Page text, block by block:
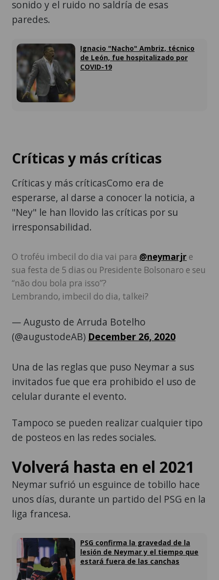
sonido y el ruido no saldría de esas
paredes.
Ignacio "Nacho" Ambriz, técnico
de León, fue hospitalizado por
COVID-19
Críticas y más críticas
Críticas y más críticasComo era de
esperarse, al darse a conocer la noticia, a
"Ney" le han llovido las críticas por su
irresponsabilidad.
O troféu imbecil do dia vai para @neymarjr e
sua festa de 5 dias ou Presidente Bolsonaro e seu
“não dou bola pra isso”?
Lembrando, imbecil do dia, talkei?
— Augusto de Arruda Botelho
(@augustodeAB) December 26, 2020
Una de las reglas que puso Neymar a sus
invitados fue que era prohibido el uso de
celular durante el evento.
Tampoco se pueden realizar cualquier tipo
de posteos en las redes sociales.
Volverá hasta en el 2021
Neymar sufrió un esguince de tobillo hace
unos días, durante un partido del PSG en la
liga francesa.
PSG confirma la gravedad de la
lesión de Neymar y el tiempo que
estará fuera de las canchas